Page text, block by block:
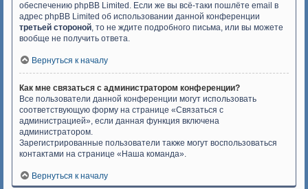
обеспечению phpBB Limited. Если же вы всё-таки пошлёте email в
адрес phpBB Limited об использовании данной конференции
третьей стороной, то не ждите подробного письма, или вы можете
вообще не получить ответа.
Вернуться к началу
Как мне связаться с администратором конференции?
Все пользователи данной конференции могут использовать
соответствующую форму на странице «Связаться с
администрацией», если данная функция включена
администратором.
Зарегистрированные пользователи также могут воспользоваться
контактами на странице «Наша команда».
Вернуться к началу